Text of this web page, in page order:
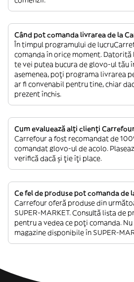
Când pot comanda livrarea de la
În timpul programului de
comanda în orice moment.
te vei putea bucura de glovo-ul tău
asemenea, poți programa livrarea
ar fi convenabil pentru tine, chiar
prezent închis.
Cum evaluează alți clienți
Carrefour a fost recomandat de
comandat glovo-ul de acolo.
verifică dacă și ție îți place.
Ce fel de produse pot comanda de
Carrefour oferă produse din
SUPER-MARKET. Consultă lista de
pentru a vedea ce poți comanda.
magazine disponibile în SUPER-